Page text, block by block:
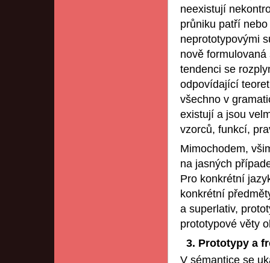
neexistují
průniku patří
neprototypovými
nově
tendenci se
odpovídající
všechno v
existují a jsou
vzorců, funkcí,
Mimochodem,
na jasných
Pro konkrétní
konkrétní
a superlativ,
prototypové věty
3. Prototypy a
V sémantice se